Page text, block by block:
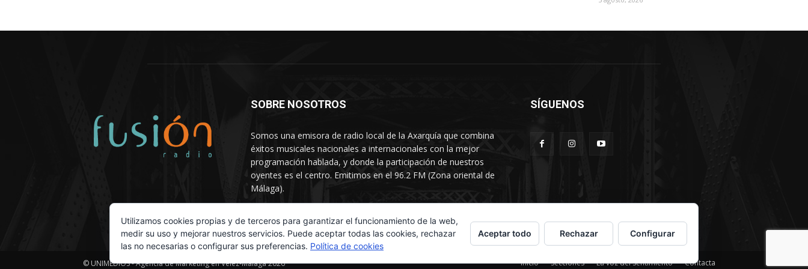
SOBRE NOSOTROS
Somos una emisora de radio local de la Axarquía que combina
éxitos musicales nacionales a internacionales con la mejor
programación hablada, y donde la participación de nuestros
oyentes es el centro. Emitimos en el 96.2 FM (Zona oriental de
Málaga).
SÍGUENOS
© UNIMEDIOS - Agencia de Marketing en Vélez-Málaga 2026 Inicio Secciones La voz del sentimiento Contacta
Utilizamos cookies propias y de terceros para garantizar el funcionamiento de la web,
medir su uso y mejorar nuestros servicios. Puede aceptar todas las cookies, rechazar
las no necesarias o configurar sus preferencias. Política de cookies
Aceptar todo Rechazar Configurar